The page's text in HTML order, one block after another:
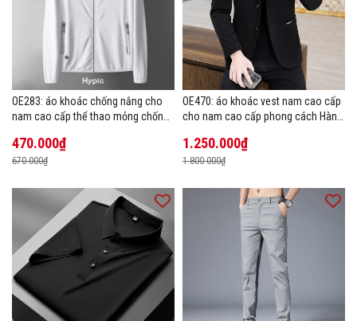
OE283: áo khoác chống nắng cho
nam cao cấp thể thao mỏng chống
470.000₫
670.000₫
OE470: áo khoác vest nam cao cấp
cho nam cao cấp phong cách Hàn
1.250.000₫
1.800.000₫